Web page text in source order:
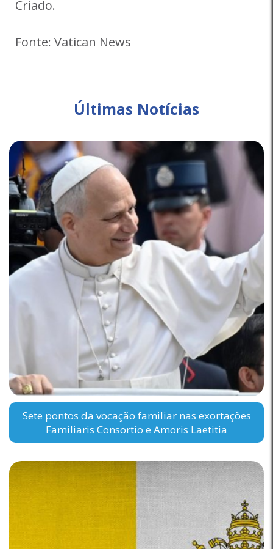
Criado.
Fonte: Vatican News
Últimas Notícias
Sete pontos da vocação familiar nas exortações
Familiaris Consortio e Amoris Laetitia